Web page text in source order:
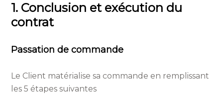
1. Conclusion et exécution du
contrat
Passation de commande
Le Client matérialise sa commande en remplissant
les 5 étapes suivantes